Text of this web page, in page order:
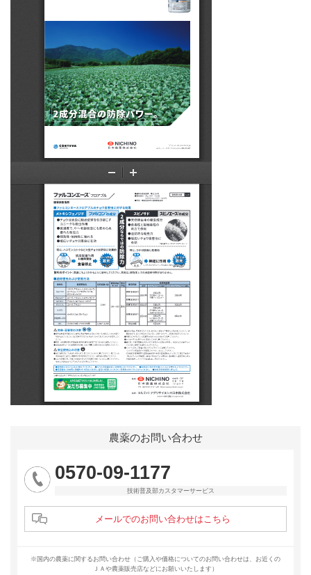
農薬のお問い合わせ
0570-09-1177
技術普及部カスタマーサービス
メールでのお問い合わせはこちら
※国内の農薬に関するお問い合わせ（ご購入や価格についてのお問い合わせは、お近くの
ＪＡや農薬販売店などにお願いいたします）